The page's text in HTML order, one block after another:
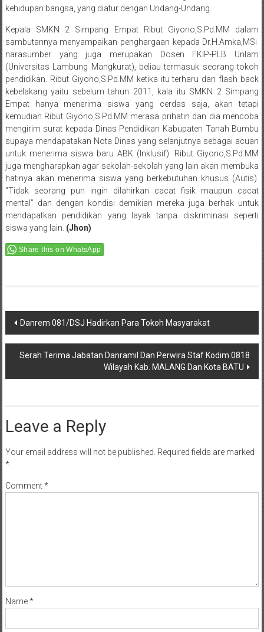
Kepala SMKN 2 Simpang Empat Ribut Giyono,S.Pd.MM dalam
narasumber yang juga merupakan Dosen FKIP-PLB Unlam
(Universitas Lambung Mangkurat), beliau termasuk seorang tokoh
pendidikan. Ribut Giyono,S.Pd.MM ketika itu terharu dan flash back
kebelakang yaitu sebelum tahun 2011, kala itu SMKN 2 Simpang
Empat hanya menerima siswa yang cerdas saja, akan tetapi
kemudian Ribut Giyono,S.Pd.MM merasa prihatin dan dia mencoba
mengirim surat kepada Dinas Pendidikan Kabupaten Tanah Bumbu
supaya mendapatakan Nota Dinas yang selanjutnya sebagai acuan
untuk menerima siswa baru ABK (Inklusif). Ribut Giyono,S.Pd.MM
juga mengharapkan agar sekolah-sekolah yang lain akan membuka
hatinya akan menerima siswa yang berkebutuhan khusus (Autis).
“Tidak seorang pun ingin dilahirkan cacat fisik maupun cacat
mental” dan dengan kondisi demikian mereka juga berhak untuk
mendapatkan pendidikan yang layak tanpa diskriminasi seperti
siswa yang lain.(Jhon)
Share this on WhatsApp
navigation
Serah Terima Jabatan Danramil Dan Perwira Staf Kodim 0818
Wilayah Kab. MALANG Dan Kota BATU
Your email address will not be published.
Comment